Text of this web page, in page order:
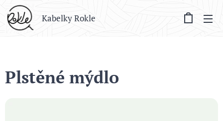
Kabelky Rokle
Plstěné mýdlo